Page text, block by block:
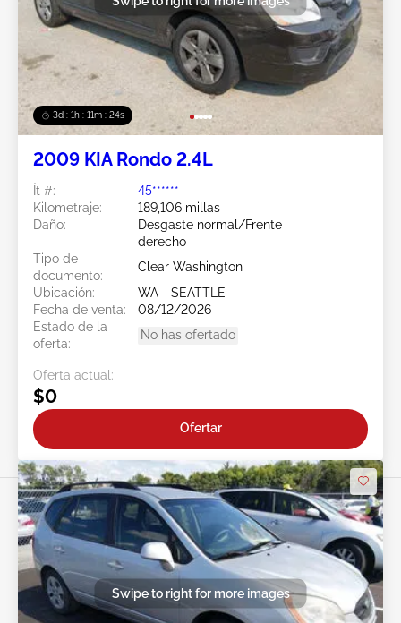
3d : 1h : 11m : 21s
2009 KIA Rondo 2.4L
Ít #:
45******
Kilometraje:
189,106 millas
Daño:
Desgaste normal/Frente
derecho
Tipo de
documento:
Clear Washington
Ubicación:
WA - SEATTLE
Fecha de venta:
08/12/2026
Estado de la
oferta:
No has ofertado
Oferta actual:
$0
Ofertar
Swipe to right for more images